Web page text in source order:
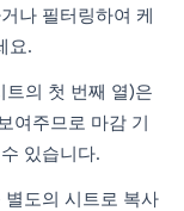
나 필터링하여 케
요.
트의 첫 번째 열)은
여주므로 마감 기
있습니다.
도의 시트로 복사